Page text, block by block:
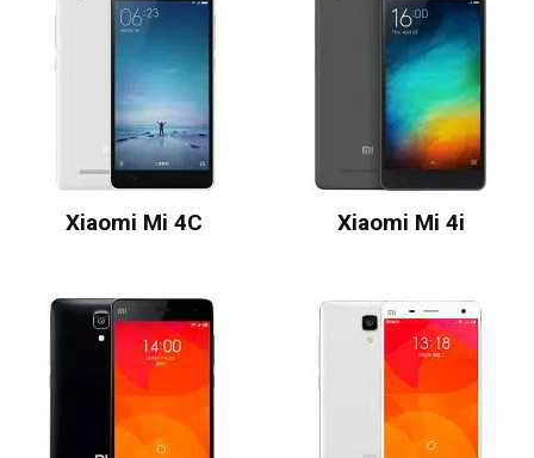
Xiaomi Mi 4C Xiaomi Mi 4i